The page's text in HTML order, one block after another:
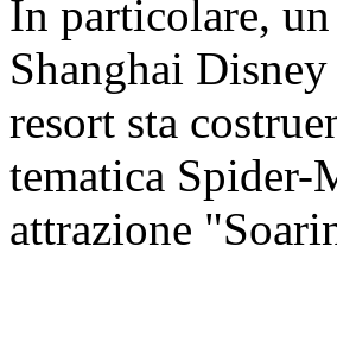
In particolare,
Shanghai
resort sta
tematica Spider-
attrazione